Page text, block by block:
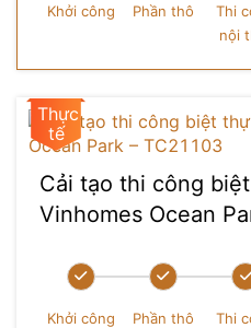
Khởi công Phần thô
Thi
nội
Cải tạo thi công
Vinhomes Ocean
Khởi công Phần thô
Thi